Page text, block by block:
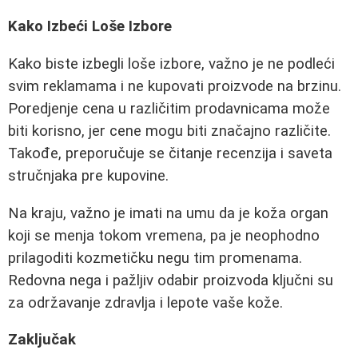
Kako Izbeći Loše Izbore
Kako biste izbegli loše izbore, važno je ne podleći
svim reklamama i ne kupovati proizvode na brzinu.
Poredjenje cena u različitim prodavnicama može
biti korisno, jer cene mogu biti značajno različite.
Takođe, preporučuje se čitanje recenzija i saveta
stručnjaka pre kupovine.
Na kraju, važno je imati na umu da je koža organ
koji se menja tokom vremena, pa je neophodno
prilagoditi kozmetičku negu tim promenama.
Redovna nega i pažljiv odabir proizvoda ključni su
za održavanje zdravlja i lepote vaše kože.
Zaključak